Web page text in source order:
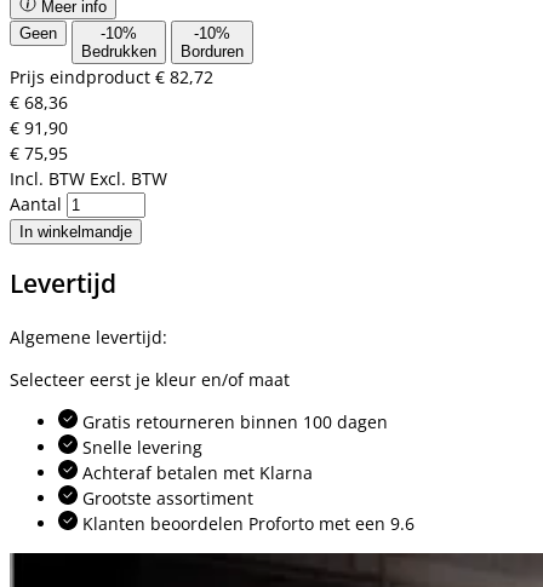
Meer info
Geen
-10%
Bedrukken
-10%
Borduren
Prijs eindproduct € 82,72
€ 68,36
€ 91,90
€ 75,95
Incl. BTW Excl. BTW
Aantal
In winkelmandje
Levertijd
Algemene levertijd:
Selecteer eerst je kleur en/of maat
Gratis retourneren binnen 100 dagen
Snelle levering
Achteraf betalen met Klarna
Grootste assortiment
Klanten beoordelen Proforto met een 9.6